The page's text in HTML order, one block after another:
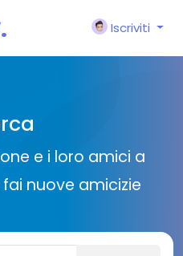
Iscriviti
e i loro amici a
nuove amicizie